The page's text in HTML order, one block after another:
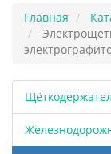
Главная